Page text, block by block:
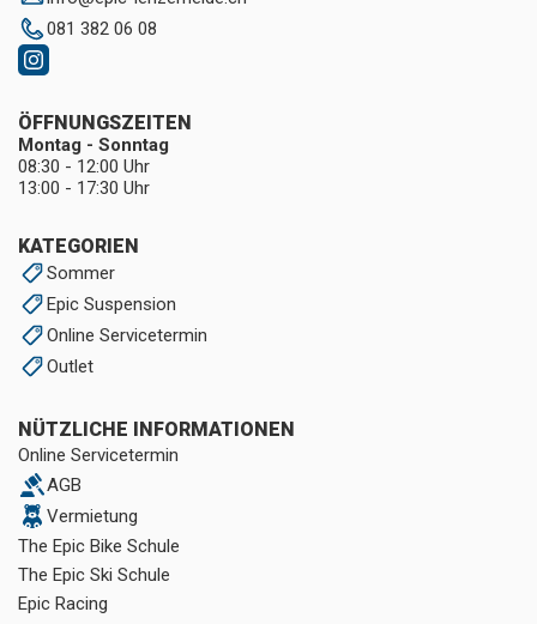
081 382 06 08
KATEGORIEN
Sommer
Epic Suspension
Online Servicetermin
Outlet
NÜTZLICHE INFORMATIONEN
Online Servicetermin
AGB
Vermietung
The Epic Bike Schule
The Epic Ski Schule
Epic Racing
ÖFFNUNGSZEITEN
Montag - Sonntag
08:30 - 12:00 Uhr
13:00 - 17:30 Uhr